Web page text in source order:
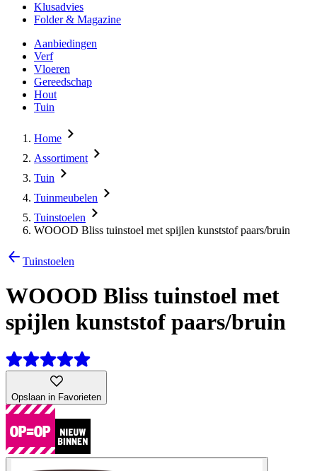
Klusadvies
Folder & Magazine
Aanbiedingen
Verf
Vloeren
Gereedschap
Hout
Tuin
Home
Assortiment
Tuin
Tuinmeubelen
Tuinstoelen
WOOOD Bliss tuinstoel met spijlen kunststof paars/bruin
Tuinstoelen
WOOOD Bliss tuinstoel met
spijlen kunststof paars/bruin
Opslaan in Favorieten